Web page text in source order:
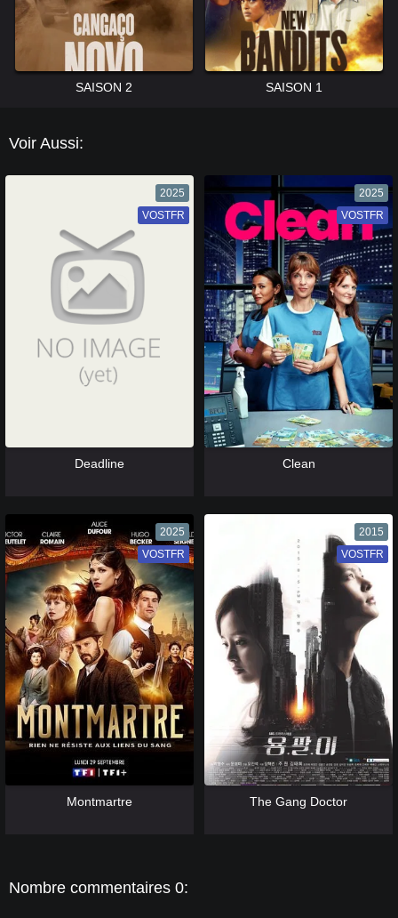
SAISON 2 SAISON 1
Voir Aussi:
2025
VF
VOSTFR
Deadline
2025
VF
VOSTFR
Clean
2025
VF
VOSTFR
Montmartre
2015
VF
VOSTFR
The Gang Doctor
Nombre commentaires 0: